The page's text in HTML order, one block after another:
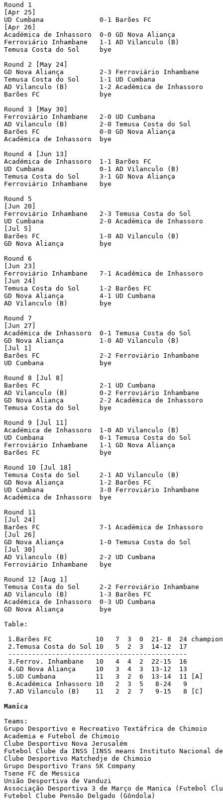
Round 1
[Apr 25]
UD Cumbana		0-1 Barões FC
[Apr 26]
Académica de Inhassoro	0-0 GD Nova Aliança
Ferroviário Inhambane	1-1 AD Vilanculo (B)
Temusa Costa do Sol     bye
Round 2 [May 24]
GD Nova Aliança		2-3 Ferroviário Inhambane
Temusa Costa do Sol     1-1 UD Cumbana
AD Vilanculo (B)        1-2 Académica de Inhassoro
Barões FC		bye
Round 3 [May 30]
Ferroviário Inhambane	2-0 UD Cumbana
AD Vilanculo (B)        2-0 Temusa Costa do Sol
Barões FC		0-0 GD Nova Aliança
Académica de Inhassoro	bye
Round 4 [Jun 13]
Académica de Inhassoro	1-1 Barões FC
UD Cumbana		0-1 AD Vilanculo (B)
Temusa Costa do Sol     3-1 GD Nova Aliança
Ferroviário Inhambane	bye
Round 5
[Jun 20]
Ferroviário Inhambane	2-3 Temusa Costa do Sol
UD Cumbana		2-0 Académica de Inhassoro
[Jul 5]
Barões FC		1-0 AD Vilanculo (B)
GD Nova Aliança		bye
Round 6
[Jun 23]
Ferroviário Inhambane	7-1 Académica de Inhassoro
[Jun 24]
Temusa Costa do Sol     1-2 Barões FC
GD Nova Aliança		4-1 UD Cumbana
AD Vilanculo (B)        bye
Round 7
[Jun 27]
Académica de Inhassoro	0-1 Temusa Costa do Sol
GD Nova Aliança		1-0 AD Vilanculo (B)
[Jul 1]
Barões FC		2-2 Ferroviário Inhambane
UD Cumbana		bye
Round 8 [Jul 8]
Barões FC		2-1 UD Cumbana
AD Vilanculo (B)        0-2 Ferroviário Inhambane
GD Nova Aliança		2-2 Académica de Inhassoro
Temusa Costa do Sol     bye
Round 9 [Jul 11]
Académica de Inhassoro  1-0 AD Vilanculo (B)
UD Cumbana		0-1 Temusa Costa do Sol
Ferroviário Inhambane	1-1 GD Nova Aliança
Barões FC		bye
Round 10 [Jul 18]
Temusa Costa do Sol     2-1 AD Vilanculo (B)
GD Nova Aliança		1-2 Barões FC
UD Cumbana		3-0 Ferroviário Inhambane
Académica de Inhassoro	bye
Round 11
[Jul 24]
Barões FC		7-1 Académica de Inhassoro
[Jul 26]
GD Nova Aliança		1-0 Temusa Costa do Sol
[Jul 30]
AD Vilanculo (B)        2-2 UD Cumbana
Ferroviário Inhambane	bye
Round 12 [Aug 1]
Temusa Costa do Sol     2-2 Ferroviário Inhambane
AD Vilanculo (B)        1-3 Barões FC
Académica de Inhassoro	0-3 UD Cumbana
GD Nova Aliança		bye
Table:
1.Barões FC	       10   7  3  0  21- 8  24 champions/qualified
2.Temusa Costa do Sol 10   5  2  3  14-12  17
---------------------------------------------
3.Ferrov. Inhambane   10   4  4  2  22-15  16
4.GD Nova Aliança     10   3  4  3  13-12  13
5.UD Cumbana	       11   3  2  6  13-14  11 [A]
6.Académica Inhassoro 10   2  3  5   8-24   9
7.AD Vilanculo (B)    11   2  2  7   9-15   8 [C]
Manica
Teams:
Grupo Desportivo e Recreativo Textáfrica de Chimoio
Academia e Futebol de Chimoio
Clube Desportivo Nova Jerusalém
Futebol Clube da INSS [INSS means Instituto Nacional
Clube Desportivo Matchedje de Chimoio
Grupo Desportivo Trans SK Company
Tsene FC de Messica
União Desportiva de Vanduzi
Associação Desportiva 3 de Março de Manica (Futebol
Futebol Clube Pensão Delgado (Gôndola)